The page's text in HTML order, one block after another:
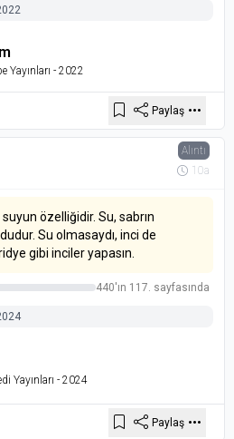
Yayınları - 2022
Paylaş
Alıntı
10a
özelliğidir. Su, sabrın
Su olmasaydı, inci de
gibi inciler yapasın.
440'ın 117. sayfasında
Yayınları - 2024
Paylaş